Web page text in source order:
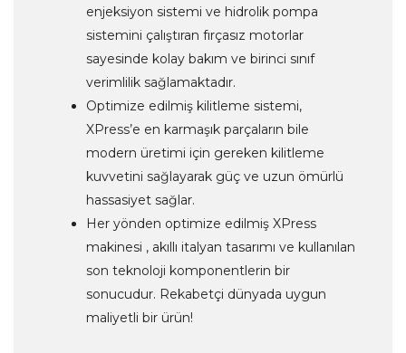
enjeksiyon sistemi ve hidrolik pompa
sistemini çalıştıran fırçasız motorlar
sayesinde kolay bakım ve birinci sınıf
verimlilik sağlamaktadır.
Optimize edilmiş kilitleme sistemi,
XPress’e en karmaşık parçaların bile
modern üretimi için gereken kilitleme
kuvvetini sağlayarak güç ve uzun ömürlü
hassasiyet sağlar.
Her yönden optimize edilmiş XPress
makinesi , akıllı italyan tasarımı ve kullanılan
son teknoloji komponentlerin bir
sonucudur. Rekabetçi dünyada uygun
maliyetli bir ürün!